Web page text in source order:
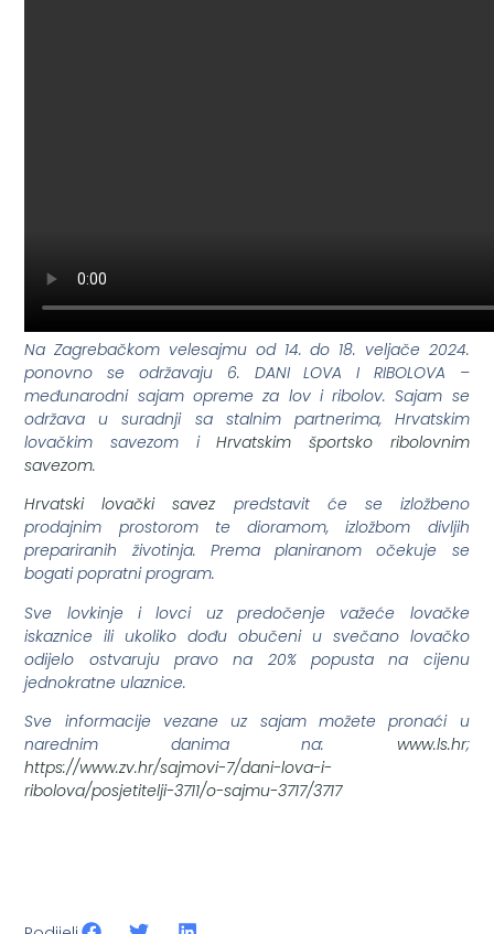
Na Zagrebačkom velesajmu od 14. do 18. veljače 2024.
ponovno se održavaju 6. DANI LOVA I RIBOLOVA –
međunarodni sajam opreme za lov i ribolov. Sajam se
održava u suradnji sa stalnim partnerima, Hrvatskim
lovačkim savezom iHrvatskim športsko ribolovnim
savezom.
Hrvatski lovački savezpredstavit će se izložbeno
prodajnim prostorom te dioramom, izložbom divljih
prepariranih životinja. Prema planiranom očekuje se
bogati popratni program.
Sve lovkinje i lovci uz predočenje važeće lovačke
iskaznice ili ukoliko dođu obučeni u svečano lovačko
odijelo ostvaruju pravo na 20% popusta na cijenu
jednokratne ulaznice.
Sve informacije vezane uz sajam možete pronaći u
narednim danima na: www.ls.hr;
https://www.zv.hr/sajmovi-7/dani-lova-i-
ribolova/posjetitelji-3711/o-sajmu-3717/3717